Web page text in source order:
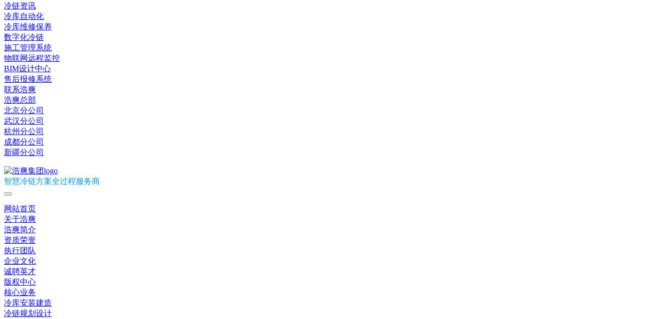
冷链资讯
冷库自动化
冷库维修保养
数字化冷链
施工管理系统
物联网远程监控
BIM设计中心
售后报修系统
联系浩爽
浩爽总部
北京分公司
武汉分公司
杭州分公司
成都分公司
新疆分公司
智慧冷链方案全过程服务商
网站首页
关于浩爽
浩爽简介
资质荣誉
执行团队
企业文化
诚聘英才
版权中心
核心业务
冷库安装建造
冷链规划设计